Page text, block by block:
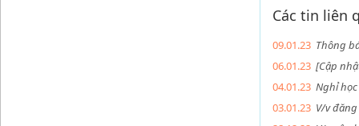
Các tin liên
09.01.23 Thông
06.01.23 [Cập
04.01.23 Nghỉ
03.01.23 V/v